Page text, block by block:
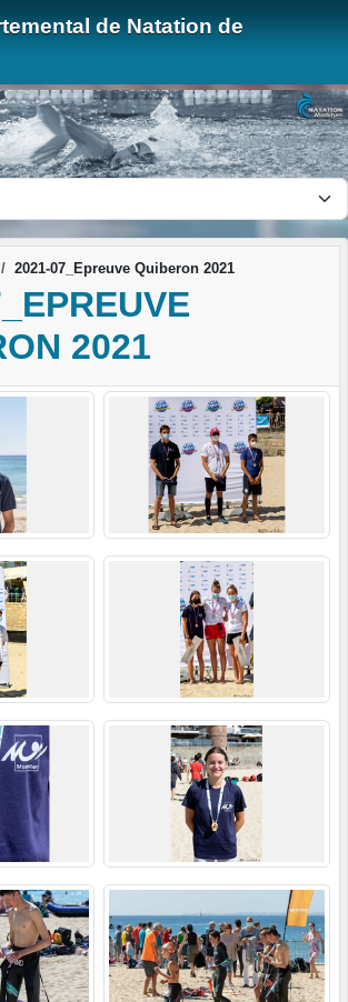
de Natation de
2021-07_Epreuve Quiberon 2021
2021